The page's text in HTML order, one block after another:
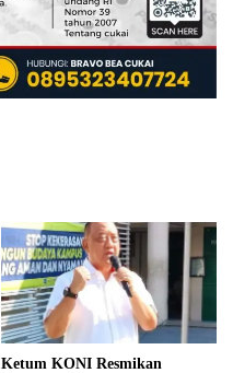
Ketum KONI Resmikan